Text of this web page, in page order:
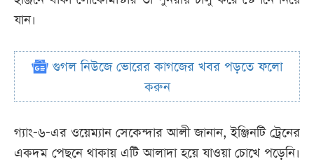
যান।
গুগল নিউজে ভোরের কাগজের খবর পড়তে ফলো
করুন
গ্যাং-৬-এর ওয়েম্যান সেকেন্দার আলী জানান, ইঞ্জিনটি ট্রেনের
একদম পেছনে থাকায় এটি আলাদা হয়ে যাওয়া চোখে পড়েনি।